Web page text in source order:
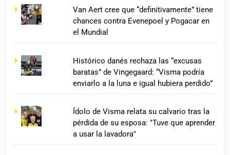
Van Aert cree que “definitivamente” tiene
chances contra Evenepoel y Pogacar en
el Mundial
Histórico danés rechaza las “excusas
baratas” de Vingegaard: “Visma podría
enviarlo a la luna e igual hubiera perdido”
Ídolo de Visma relata su calvario tras la
pérdida de su esposa: "Tuve que aprender
a usar la lavadora"